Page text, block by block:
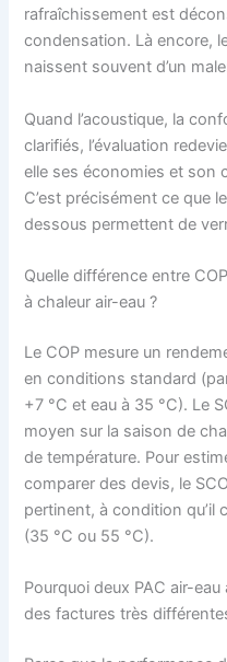
rafraîchissement est
condensation. Là encore,
naissent souvent d’un
Quand l’acoustique, la
clarifiés, l’évaluation
elle ses économies et son
C’est précisément ce que
dessous permettent de
Quelle différence entre
à chaleur air-eau ?
Le COP mesure un
en conditions standard
+7 °C et eau à 35 °C). Le
moyen sur la saison de
de température. Pour
comparer des devis, le
pertinent, à condition qu’il
(35 °C ou 55 °C).
Pourquoi deux PAC air-
des factures très